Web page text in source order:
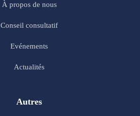
À propos de nous
Conseil consultatif
Evénements
Actualités
Autres